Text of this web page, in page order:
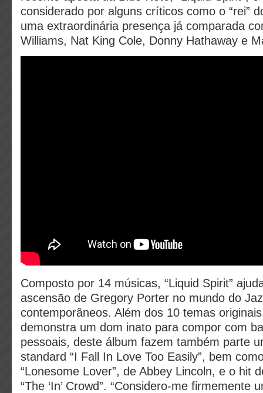
considerado por alguns críticos como o “rei”
uma extraordinária presença já comparada
Williams, Nat King Cole, Donny Hathaway e
Composto por 14 músicas, “Liquid Spirit”
ascensão de Gregory Porter no mundo do
contemporâneos. Além dos 10 temas
demonstra um dom inato para compor com
pessoais, deste álbum fazem também parte
standard “I Fall In Love Too Easily”, bem
“Lonesome Lover”, de Abbey Lincoln, e o hit
“The ‘In’ Crowd”. “Considero-me firmemente